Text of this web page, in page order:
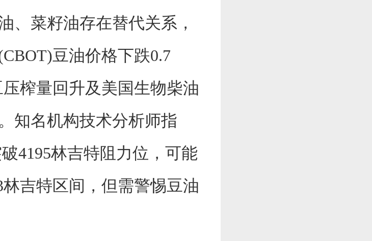
菜籽油存在替代关系，
豆油价格下跌0.7
榨量回升及美国生物柴油
知名机构技术分析师指
4195林吉特阻力位，可能
吉特区间，但需警惕豆油